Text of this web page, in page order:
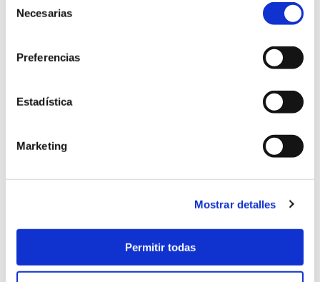
Necesarias
Preferencias
Estadística
Marketing
Mostrar detalles
Permitir todas
MÁS INFORMACIÓN
más detallado?